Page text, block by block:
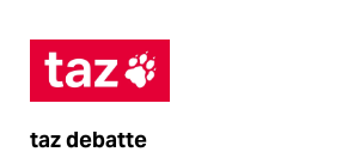
taz debatte